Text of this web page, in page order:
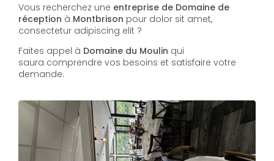
Vous recherchez une entreprise de Domaine de
réception à Montbrison pour dolor sit amet,
consectetur adipiscing elit ?
Faites appel à Domaine du Moulin qui
saura comprendre vos besoins et satisfaire votre
demande.